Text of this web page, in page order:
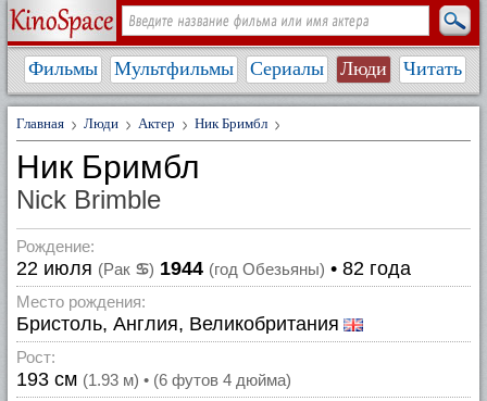
Фильмы Мультфильмы Сериалы Люди Читать
Главная Люди Актер Ник Бримбл
Ник Бримбл
Nick Brimble
Рождение:
22 июля (Рак ♋) 1944 (год Обезьяны) • 82 года
Место рождения:
Бристоль, Англия, Великобритания
Рост:
193 см (1.93 м) • (6 футов 4 дюйма)